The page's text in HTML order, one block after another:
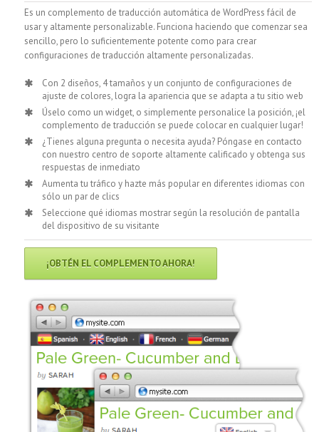
Es un complemento de traducción automática de WordPress fácil de
usar y altamente personalizable. Funciona haciendo que comenzar sea
sencillo, pero lo suficientemente potente como para crear
configuraciones de traducción altamente personalizadas.
Con 2 diseños, 4 tamaños y un conjunto de configuraciones de
ajuste de colores, logra la apariencia que se adapta a tu sitio web
Úselo como un widget, o simplemente personalice la posición, ¡el
complemento de traducción se puede colocar en cualquier lugar!
¿Tienes alguna pregunta o necesita ayuda? Póngase en contacto
con nuestro centro de soporte altamente calificado y obtenga sus
respuestas de inmediato
Aumenta tu tráfico y hazte más popular en diferentes idiomas con
sólo un par de clics
Seleccione qué idiomas mostrar según la resolución de pantalla
del dispositivo de su visitante
¡OBTÉN EL COMPLEMENTO AHORA!